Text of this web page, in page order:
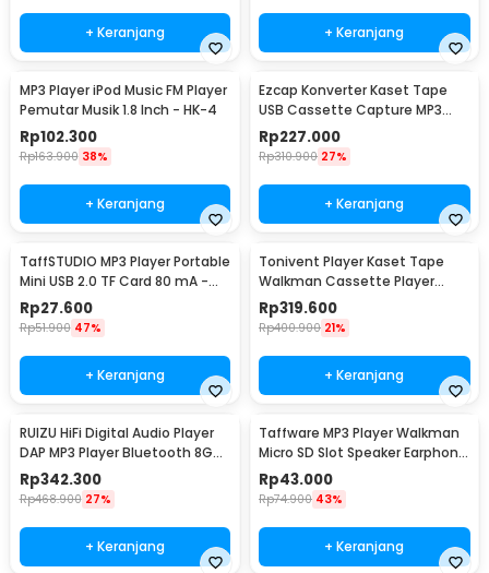
+ Keranjang + Keranjang
MP3 Player iPod Music FM Player
Pemutar Musik 1.8 Inch - HK-4
Rp102.300
Rp163.900 38%
+ Keranjang
Ezcap Konverter Kaset Tape
USB Cassette Capture MP3
Player - EC007
Rp227.000
Rp310.900 27%
+ Keranjang
TaffSTUDIO MP3 Player Portable
Mini USB 2.0 TF Card 80 mA -
IRS9
Rp27.600
Rp51.900 47%
+ Keranjang
Tonivent Player Kaset Tape
Walkman Cassette Player
Bluetooth FM Radio - TON007B
Rp319.600
Rp400.900 21%
+ Keranjang
RUIZU HiFi Digital Audio Player
DAP MP3 Player Bluetooth 8GB
- D29
Rp342.300
Rp468.900 27%
+ Keranjang
Taffware MP3 Player Walkman
Micro SD Slot Speaker Earphone
100mAh - JM-003
Rp43.000
Rp74.900 43%
+ Keranjang